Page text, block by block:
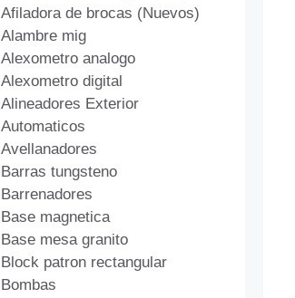
Afiladora de brocas (Nuevos)
Alambre mig
Alexometro analogo
Alexometro digital
Alineadores Exterior
Automaticos
Avellanadores
Barras tungsteno
Barrenadores
Base magnetica
Base mesa granito
Block patron rectangular
Bombas